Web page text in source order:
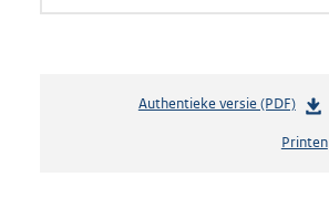
Authentieke versie (PDF)b
s
Printen